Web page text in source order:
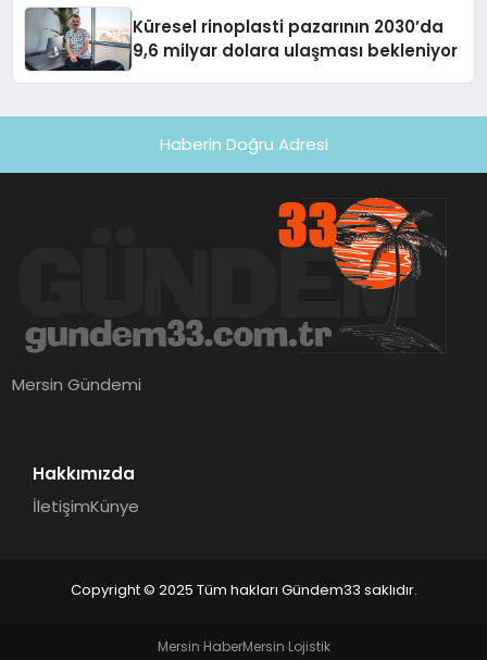
Küresel rinoplasti pazarının 2030’da
9,6 milyar dolara ulaşması bekleniyor
Haberin Doğru Adresi
Mersin Gündemi
Hakkımızda
İletişimKünye
Copyright © 2025 Tüm hakları Gündem33 saklıdır.
Mersin HaberMersin Lojistik